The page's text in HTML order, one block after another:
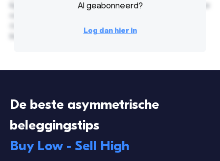
Egestas nunc pellentesque turpis vitae, interdum penatibus
Est vitae nec eleifend risus ultricies risus, massa.
Al geabonneerd?
Log dan hier in
De beste asymmetrische
beleggingstips
Buy Low - Sell High